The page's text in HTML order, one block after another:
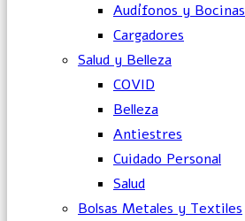
Audífonos y Bocinas
Cargadores
Salud y Belleza
COVID
Belleza
Antiestres
Cuidado Personal
Salud
Bolsas Metales y Textiles